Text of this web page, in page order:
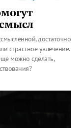
достаточно
страстное увлечение.
можно сделать,